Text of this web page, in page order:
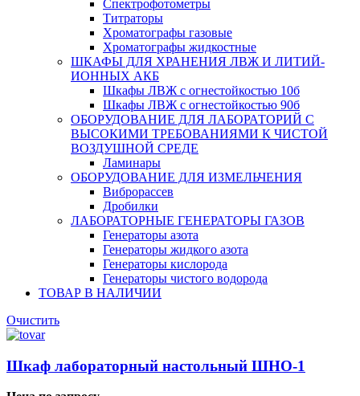
Спектрофотометры
Титраторы
Хроматографы газовые
Хроматографы жидкостные
ШКАФЫ ДЛЯ ХРАНЕНИЯ ЛВЖ И ЛИТИЙ-
ИОННЫХ АКБ
Шкафы ЛВЖ с огнестойкостью 10б
Шкафы ЛВЖ с огнестойкостью 90б
ОБОРУДОВАНИЕ ДЛЯ ЛАБОРАТОРИЙ С
ВЫСОКИМИ ТРЕБОВАНИЯМИ К ЧИСТОЙ
ВОЗДУШНОЙ СРЕДЕ
Ламинары
ОБОРУДОВАНИЕ ДЛЯ ИЗМЕЛЬЧЕНИЯ
Виброрассев
Дробилки
ЛАБОРАТОРНЫЕ ГЕНЕРАТОРЫ ГАЗОВ
Генераторы азота
Генераторы жидкого азота
Генераторы кислорода
Генераторы чистого водорода
ТОВАР В НАЛИЧИИ
Очистить
Шкаф лабораторный настольный ШНО-1